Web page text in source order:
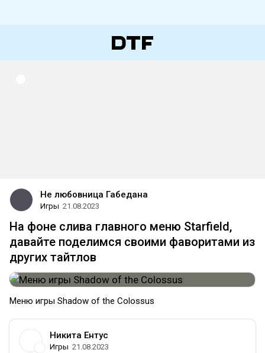
Не любовница Габедана
Игры 21.08.2023
На фоне слива главного меню Starfield,
давайте поделимся своими фаворитами из
других тайтлов
Меню игры Shadow of the Colossus
Никита Ентус
Игры 21.08.2023